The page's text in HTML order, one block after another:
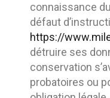
connaissance
défaut
https://
détruire ses
conservation
probatoires ou